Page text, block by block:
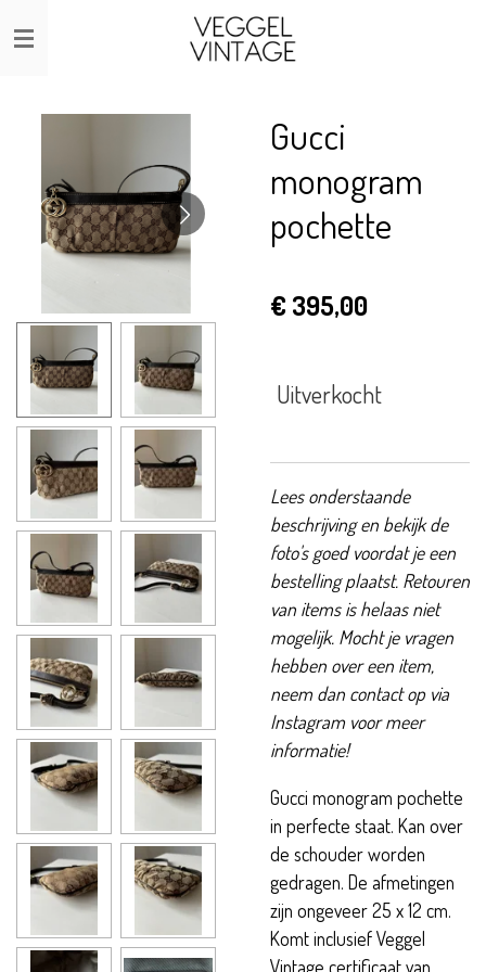
Ga
direct
Gucci
monogram
pochette
€ 395,00
Uitverkocht
Lees onderstaande
beschrijving en bekijk de
foto's goed voordat je een
bestelling plaatst. Retouren
van items is helaas niet
mogelijk. Mocht je vragen
hebben over een item,
neem dan contact op via
Instagram voor meer
informatie!
Gucci monogram pochette
in perfecte staat. Kan over
de schouder worden
gedragen. De afmetingen
zijn ongeveer 25 x 12 cm.
Komt inclusief Veggel
Vintage certificaat van